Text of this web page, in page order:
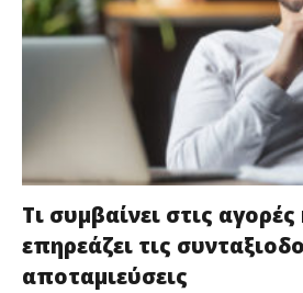
Τι συμβαίνει στις
επηρεάζει τις
αποταμιεύσεις